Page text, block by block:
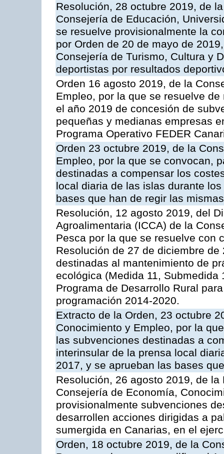
Resolución, 28 octubre 2019, de
Consejería de Educación,
se resuelve provisionalmente la
por Orden de 20 de mayo de
Consejería de Turismo, Cultura y
deportistas por resultados
Orden 16 agosto 2019, de la
Empleo, por la que se resuelve
el año 2019 de concesión de
pequeñas y medianas empresas
Programa Operativo FEDER
Orden 23 octubre 2019, de la
Empleo, por la que se convocan,
destinadas a compensar los
local diaria de las islas durante
bases que han de regir las
Resolución, 12 agosto 2019, del
Agroalimentaria (ICCA) de la
Pesca por la que se resuelve con
Resolución de 27 de diciembre
destinadas al mantenimiento de
ecológica (Medida 11,
Programa de Desarrollo Rural
programación 2014-2020.
Extracto de la Orden, 23 octubre
Conocimiento y Empleo, por la
las subvenciones destinadas a
interinsular de la prensa local
2017, y se aprueban las bases
Resolución, 26 agosto 2019, de
Consejería de Economía,
provisionalmente subvenciones
desarrollen acciones dirigidas a
sumergida en Canarias, en el
Orden, 18 octubre 2019, de la